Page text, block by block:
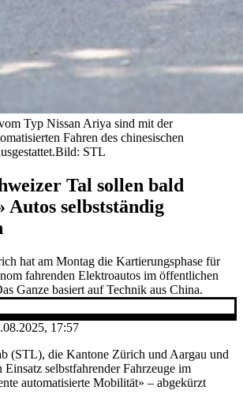
Typ Nissan Ariya sind mit der
Fahren des chinesischen
Bild: STL
Tal sollen bald
Autos selbstständig
hat am Montag die Kartierungsphase für
fahrenden Elektroautos im öffentlichen
Ganze basiert auf Technik aus China.
17:57
(STL), die Kantone Zürich und Aargau und
selbstfahrender Fahrzeuge im
automatisierte Mobilität» – abgekürzt